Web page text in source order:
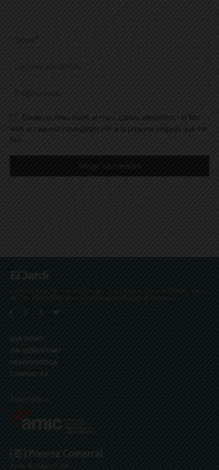
Deseu el meu nom, el meu correu electrònic i el lloc
web en aquest navegador per a la propera vegada que ho
faci.
El Jardí
La Bonanova, Monterols, Galvany, Turó Parc, el Farró, el Putxet, Sarrià,
les Tres Torres, Pedralbes, Vallvidrera, les Planes i el Tibidabo
QUI SOM?
ON REPARTIM?
HEMEROTECA
CONTACTA
Associats a:
Amb el suport de: